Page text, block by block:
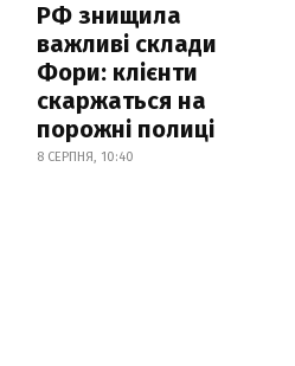
РФ знищила
важливі склади
Фори: клієнти
скаржаться на
порожні полиці
8 СЕРПНЯ, 10:40